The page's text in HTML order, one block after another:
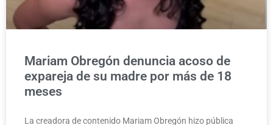
Mariam Obregón denuncia acoso de
expareja de su madre por más de 18
meses
La creadora de contenido Mariam Obregón hizo pública